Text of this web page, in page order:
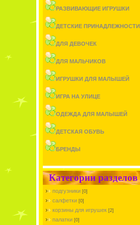
РАЗВИВАЮЩИЕ ИГРУШКИ
ДЕТСКИЕ ПРИНАДЛЕЖНОСТИ
ДЛЯ ДЕВОЧЕК
ДЛЯ МАЛЬЧИКОВ
ИГРУШКИ ДЛЯ МАЛЫШЕЙ
ИГРА НА УЛИЦЕ
ОДЕЖДА ДЛЯ МАЛЫШЕЙ
ДЕТСКАЯ ОБУВЬ
БРЕНДЫ
Категории разделов
подгузники [0]
салфетки [0]
корзины для игрушек [2]
палатки [0]